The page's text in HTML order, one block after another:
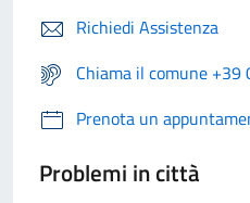
Richiedi Assistenza
Chiama il comune
Prenota un
Problemi in città